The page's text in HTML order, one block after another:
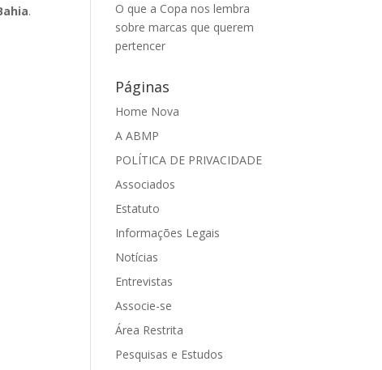
.
O que a Copa nos lembra
sobre marcas que querem
pertencer
Páginas
Home Nova
A ABMP
POLÍTICA DE PRIVACIDADE
Associados
Estatuto
Informações Legais
Notícias
Entrevistas
Associe-se
Área Restrita
Pesquisas e Estudos